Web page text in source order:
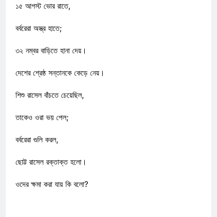
১৫ আগস্ট ভোর রাতে,
বর্বরেরা অস্ত্র হাতে;
৩২ নম্বর বাড়িতে হানা দেয়।
দেশের শ্রেষ্ঠ সন্তানকে কেড়ে নেয়।
শিশু রাসেল বাঁচতে চেয়েছিল,
তাকেও ওরা ভয় পেল;
বর্বরেরা গুলি করল,
ছোট্ট রাসেল রক্তাক্ত হলো।
ওদের ক্ষমা করা যায় কি বলো?